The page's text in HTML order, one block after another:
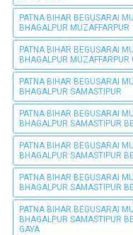
PATNA BIHAR BEGUSARAI
BHAGALPUR MUZAFFARPUR
PATNA BIHAR BEGUSARAI
BHAGALPUR MUZAFFARPUR
PATNA BIHAR BEGUSARAI
BHAGALPUR SAMASTIPUR
PATNA BIHAR BEGUSARAI
BHAGALPUR SAMASTIPUR
PATNA BIHAR BEGUSARAI
BHAGALPUR SAMASTIPUR
PATNA BIHAR BEGUSARAI
BHAGALPUR SAMASTIPUR
PATNA BIHAR BEGUSARAI
BHAGALPUR SAMASTIPUR
GAYA